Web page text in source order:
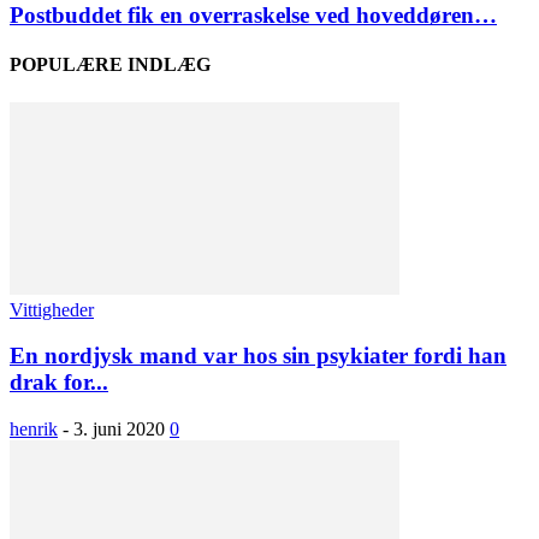
Postbuddet fik en overraskelse ved hoveddøren…
POPULÆRE INDLÆG
Vittigheder
En nordjysk mand var hos sin psykiater fordi han
drak for...
henrik - 3. juni 2020 0